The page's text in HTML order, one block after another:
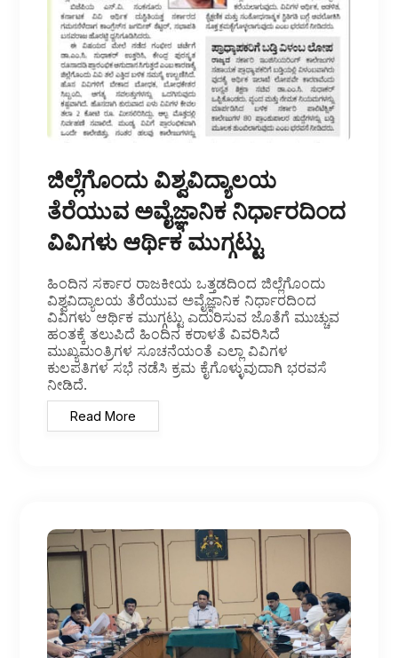
ಜಿಲ್ಲೆಗೊಂದು ವಿಶ್ವವಿದ್ಯಾಲಯ
ತೆರೆಯುವ ಅವೈಜ್ಞಾನಿಕ ನಿರ್ಧಾರದಿಂದ
ವಿವಿಗಳು ಆರ್ಥಿಕ ಮುಗ್ಗಟ್ಟು
ಹಿಂದಿನ ಸರ್ಕಾರ ರಾಜಕೀಯ ಒತ್ತಡದಿಂದ ಜಿಲ್ಲೆಗೊಂದು
ವಿಶ್ವವಿದ್ಯಾಲಯ ತೆರೆಯುವ ಅವೈಜ್ಞಾನಿಕ ನಿರ್ಧಾರದಿಂದ
ವಿವಿಗಳು ಆರ್ಥಿಕ ಮುಗ್ಗಟ್ಟು ಎದುರಿಸುವ ಜೊತೆಗೆ ಮುಚ್ಚುವ
ಹಂತಕ್ಕೆ ತಲುಪಿದೆ ಹಿಂದಿನ ಕರಾಳತೆ ವಿವರಿಸಿದೆ
ಮುಖ್ಯಮಂತ್ರಿಗಳ ಸೂಚನೆಯಂತೆ ಎಲ್ಲಾ ವಿವಿಗಳ
ಕುಲಪತಿಗಳ ಸಭೆ ನಡೆಸಿ ಕ್ರಮ ಕೈಗೊಳ್ಳುವುದಾಗಿ ಭರವಸೆ
ನೀಡಿದೆ.
Read More